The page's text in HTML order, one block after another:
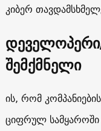
კიბერ
დეველოპერი
შემქმნელი
ის, რომ
ციფრულ სამყაროში